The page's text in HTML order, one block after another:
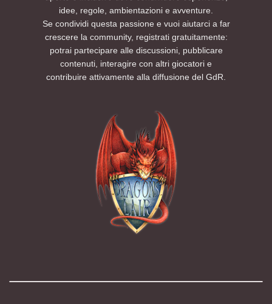
idee, regole, ambientazioni e avventure.
Se condividi questa passione e vuoi aiutarci a far
crescere la community, registrati gratuitamente:
potrai partecipare alle discussioni, pubblicare
contenuti, interagire con altri giocatori e
contribuire attivamente alla diffusione del GdR.